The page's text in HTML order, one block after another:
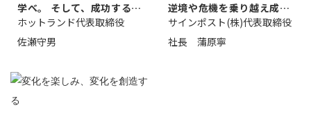
学べ。 そして、成功するま
で挑戦し続...
ホットランド代表取締役
佐瀬守男
逆境や危機を乗り越え成長
する
サインポスト(株)代表取締役
社長 蒲原寧